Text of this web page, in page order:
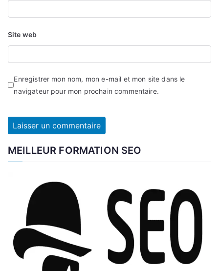
Site web
Enregistrer mon nom, mon e-mail et mon site dans le
navigateur pour mon prochain commentaire.
MEILLEUR FORMATION SEO